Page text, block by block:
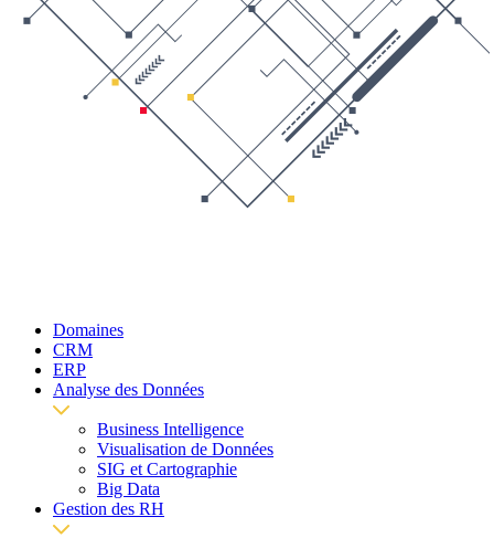
Domaines
CRM
ERP
Analyse des Données
Business Intelligence
Visualisation de Données
SIG et Cartographie
Big Data
Gestion des RH